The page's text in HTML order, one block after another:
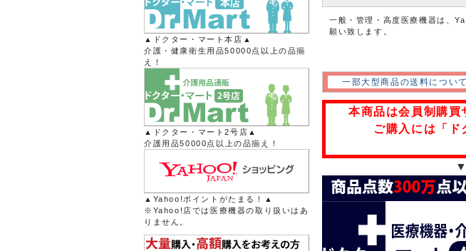
一般・管理・高度医療機器は、
願い致します。
一部大型商品の送料につい
本商品は会員制購買
ご購入には「ド
▲ドクター・マート本店▲
介護・健康衛生用品50000点以上の品揃
え！
▲ドクター・マート2号店▲
介護用品50000点以上の品揃え！
▲Yahoo!ポイントがたまる！▲
※Yahoo!店では医療機器の取り扱いはあ
りません。